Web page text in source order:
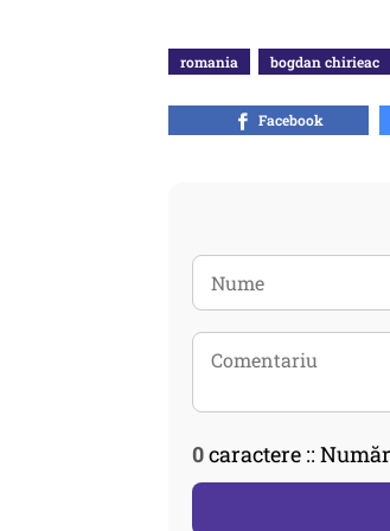
romania bogdan chirieac
Facebook
0caractere ::